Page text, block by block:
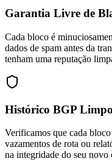
Garantia Livre de
Cada bloco é
dados de spam antes da
tenham uma reputação
Histórico BGP Limpo
Verificamos que cada
vazamentos de rota ou
na integridade do seu novo